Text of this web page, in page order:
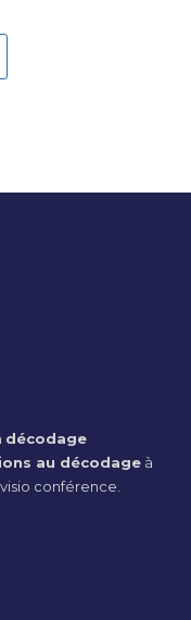
décodage
au décodage à
conférence.